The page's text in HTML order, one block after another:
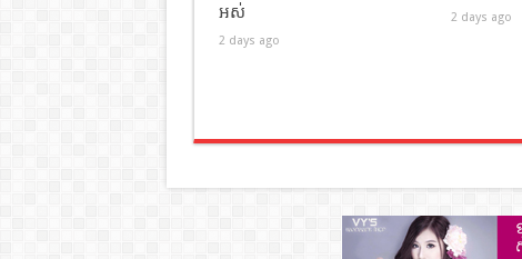
អស់
2 days ago
2 days ago